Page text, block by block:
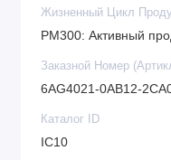
Жизненный Цикл
PM300: Активный
Заказной Номер
6AG4021-0AB12-
Каталог ID
IC10